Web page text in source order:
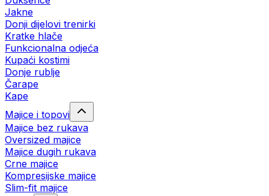
Jakne
Donji dijelovi trenirki
Kratke hlače
Funkcionalna odjeća
Kupaći kostimi
Donje rublje
Čarape
Kape
Majice i topovi
Majice bez rukava
Oversized majice
Majice dugih rukava
Crne majice
Kompresijske majice
Slim-fit majice